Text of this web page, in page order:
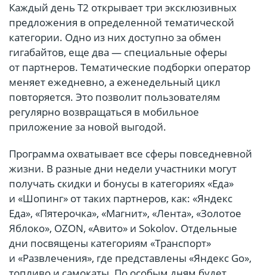
Каждый день Т2 открывает три эксклюзивных
предложения в определенной тематической
категории. Одно из них доступно за обмен
гигабайтов, еще два — специальные оферы
от партнеров. Тематические подборки оператор
меняет ежедневно, а еженедельный цикл
повторяется. Это позволит пользователям
регулярно возвращаться в мобильное
приложение за новой выгодой.
Программа охватывает все сферы повседневной
жизни. В разные дни недели участники могут
получать скидки и бонусы в категориях «Еда»
и «Шопинг» от таких партнеров, как: «Яндекс
Еда», «Пятерочка», «Магнит», «Лента», «Золотое
Яблоко», OZON, «Авито» и Sokolov. Отдельные
дни посвящены категориям «Транспорт»
и «Развлечения», где представлены «Яндекс Go»,